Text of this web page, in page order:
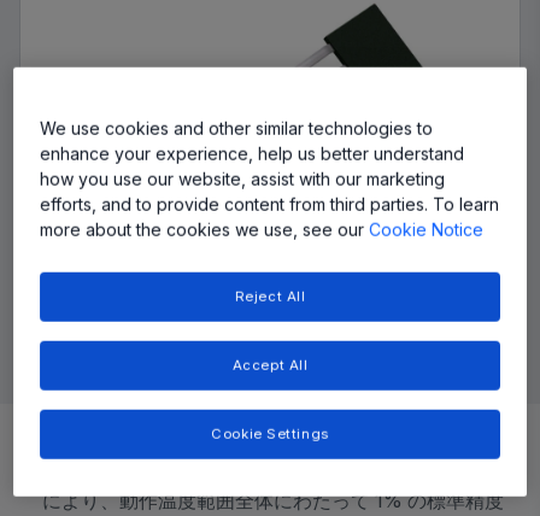
Top Features
により、動作温度範囲全体にわたって 1% の標準精度
We use cookies and other similar technologies to
enhance your experience, help us better understand
how you use our website, assist with our marketing
efforts, and to provide content from third parties. To learn
more about the cookies we use, see ourCookie Notice
Reject All
Accept All
Cookie Settings